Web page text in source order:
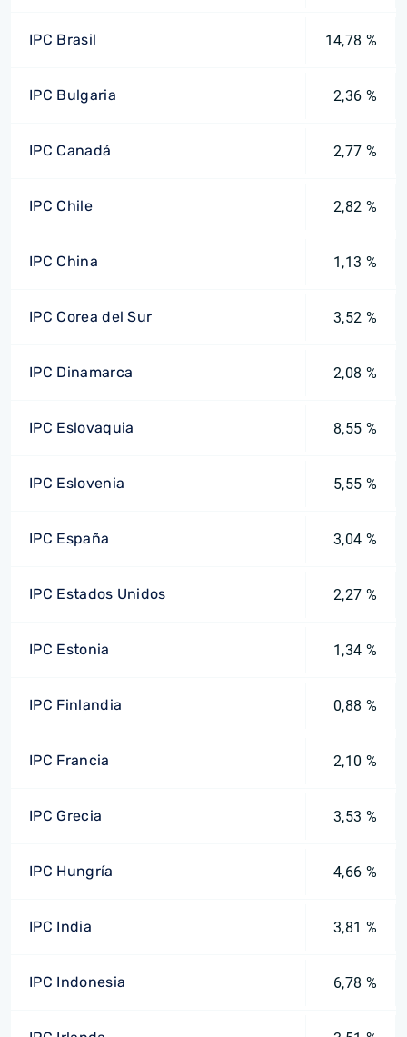
IPC Brasil 14,78 %
IPC Bulgaria 2,36 %
IPC Canadá 2,77 %
IPC Chile 2,82 %
IPC China 1,13 %
IPC Corea del Sur 3,52 %
IPC Dinamarca 2,08 %
IPC Eslovaquia 8,55 %
IPC Eslovenia 5,55 %
IPC España 3,04 %
IPC Estados Unidos 2,27 %
IPC Estonia 1,34 %
IPC Finlandia 0,88 %
IPC Francia 2,10 %
IPC Grecia 3,53 %
IPC Hungría 4,66 %
IPC India 3,81 %
IPC Indonesia 6,78 %